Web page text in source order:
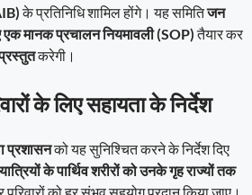
के प्रतिनिधि शामिल होंगे। यह समितिजन
एक मानक प्रचालन नियमावली (SOP)तैयार कर
करेगी।
के लिए सहायता के निर्देश
प्रशासनको यह सुनिश्चित करने के निर्देश दिए
के पार्थिव शरीरों को उनके गृह राज्यों तक